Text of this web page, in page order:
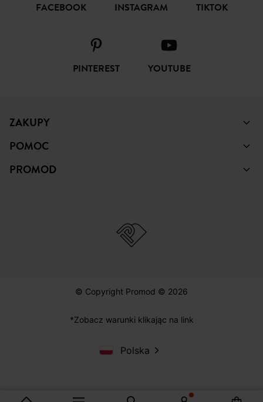
FACEBOOK INSTAGRAM TIKTOK
PINTEREST YOUTUBE
ZAKUPY
POMOC
PROMOD
© Copyright Promod © 2026
*Zobacz warunki klikając na link
Polska